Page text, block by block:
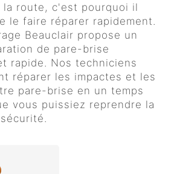
la route, c'est pourquoi il
le faire réparer rapidement.
Beauclair propose un
de pare-brise
rapide. Nos techniciens
réparer les impactes et les
pare-brise en un temps
vous puissiez reprendre la